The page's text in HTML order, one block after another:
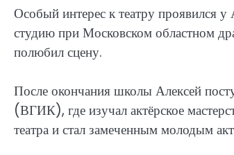
Особый интерес к театру проявился
студию при Московском областном
полюбил сцену.
После окончания школы Алексей
(ВГИК), где изучал актёрское
театра и стал замеченным молодым